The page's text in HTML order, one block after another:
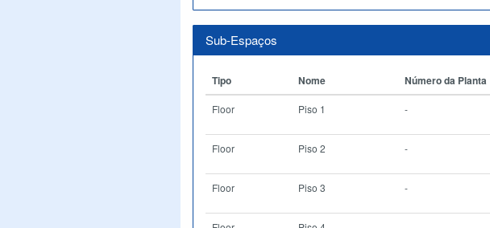
Sub-Espaços
Tipo Nome Número da Planta
Floor Piso 1 -
Floor Piso 2 -
Floor Piso 3 -